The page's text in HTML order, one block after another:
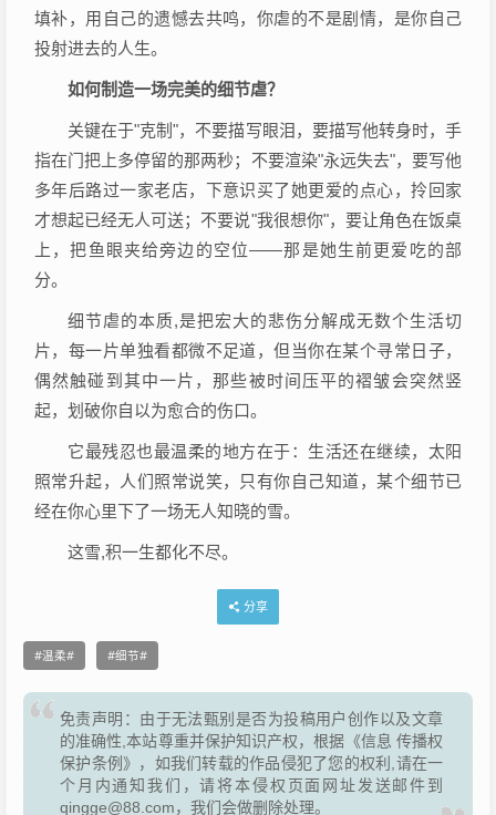
填补，用自己的遗憾去共鸣，你虐的不是剧情，是你自己
投射进去的人生。
如何制造一场完美的细节虐？
关键在于"克制"，不要描写眼泪，要描写他转身时，手
指在门把上多停留的那两秒；不要渲染"永远失去"，要写他
多年后路过一家老店，下意识买了她更爱的点心，拎回家
才想起已经无人可送；不要说"我很想你"，要让角色在饭桌
上，把鱼眼夹给旁边的空位——那是她生前更爱吃的部
分。
细节虐的本质,是把宏大的悲伤分解成无数个生活切
片，每一片单独看都微不足道，但当你在某个寻常日子，
偶然触碰到其中一片，那些被时间压平的褶皱会突然竖
起，划破你自以为愈合的伤口。
它最残忍也最温柔的地方在于：生活还在继续，太阳
照常升起，人们照常说笑，只有你自己知道，某个细节已
经在你心里下了一场无人知晓的雪。
这雪,积一生都化不尽。
分享
温柔 细节
免责声明：由于无法甄别是否为投稿用户创作以及文章
的准确性,本站尊重并保护知识产权，根据《信息 传播权
保护条例》，如我们转载的作品侵犯了您的权利,请在一
个月内通知我们，请将本侵权页面网址发送邮件到
qingge@88.com，我们会做删除处理。